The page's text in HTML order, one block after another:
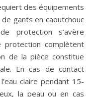
des équipements
gants en caoutchouc
protection s’avère
protection complètent
de la pièce constitue
En cas de contact
claire pendant 15-
la peau ou en cas